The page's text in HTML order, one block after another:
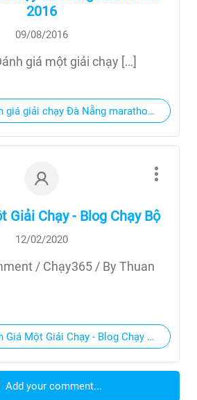
2016
09/08/2016
giá một giải chạy […]
giá giải chạy Đà Nẵng marathon 2016
Giải Chạy - Blog Chạy Bộ
12/02/2020
/ Chạy365 / By Thuan
Giá Một Giải Chạy - Blog Chạy Bộ
Add your comment...